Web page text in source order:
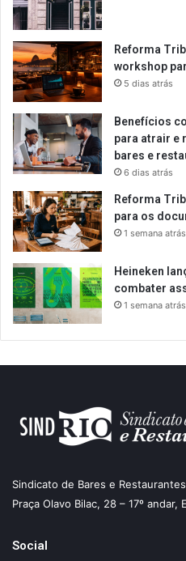
Reforma
workshop
5 dias atrás
Benefícios
para atrair e
bares e
6 dias atrás
Reforma
para os
1 semana atrás
Heineken
combater
1 semana atrás
Sindicato de Bares e
Praça Olavo Bilac, 28 – 17º
Social